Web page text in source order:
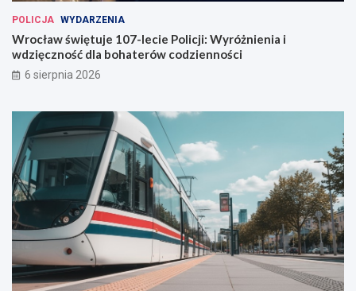
POLICJA WYDARZENIA
Wrocław świętuje 107-lecie Policji: Wyróżnienia i
wdzięczność dla bohaterów codzienności
6 sierpnia 2026